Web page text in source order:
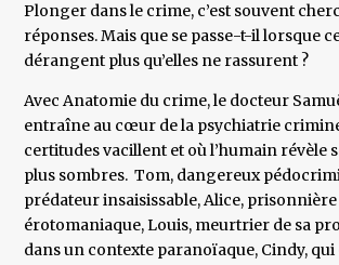
Plonger dans le crime, c’est souvent
réponses. Mais que se passe-t-il lorsque
dérangent plus qu’elles ne rassurent ?
Avec Anatomie du crime, le docteur
entraîne au cœur de la psychiatrie
certitudes vacillent et où l’humain révèle
plus sombres. Tom, dangereux
prédateur insaisissable, Alice, prisonnière
érotomaniaque, Louis, meurtrier de sa
dans un contexte paranoïaque, Cindy, qui